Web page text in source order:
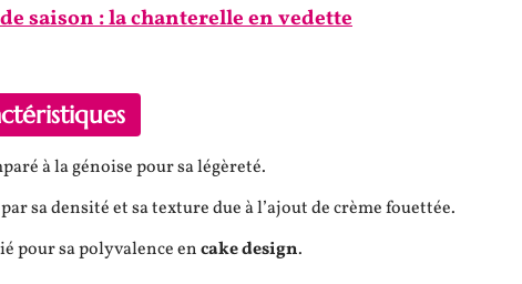
saison : la chanterelle en vedette
à la génoise pour sa légèreté.
sa densité et sa texture due à l’ajout de crème fouettée.
pour sa polyvalence encake design.